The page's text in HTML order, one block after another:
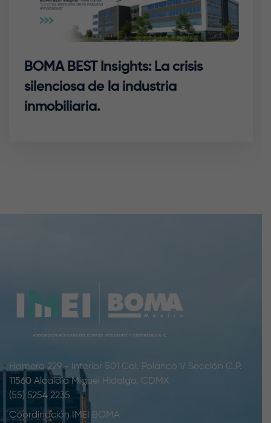
BOMA BEST Insights: La crisis
silenciosa de la industria
inmobiliaria.
Homero 229 - Interior 501 Col. Polanco V Sección C.P.
11560 Alcaldía Miguel Hidalgo, CDMX
(55) 5254 2235
Coordinación IMEI BOMA